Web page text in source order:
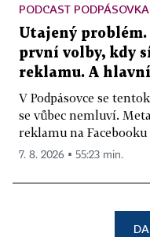
PODCAST PODPÁSOVKA
Utajený problém.
první volby, kdy
reklamu. A
V Podpásovce se
se vůbec nemluví.
reklamu na
7. 8. 2026 ▪ 55:23 min.